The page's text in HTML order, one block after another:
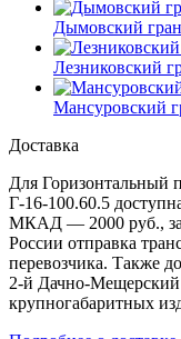
Дымовский
Лезниковский
Мансуровский
Доставка
Для Горизонтальный
Г-16-100.60.5
МКАД — 2000 руб.,
России отправка
перевозчика. Также
2-й Дачно-Мещерский
крупногабаритных